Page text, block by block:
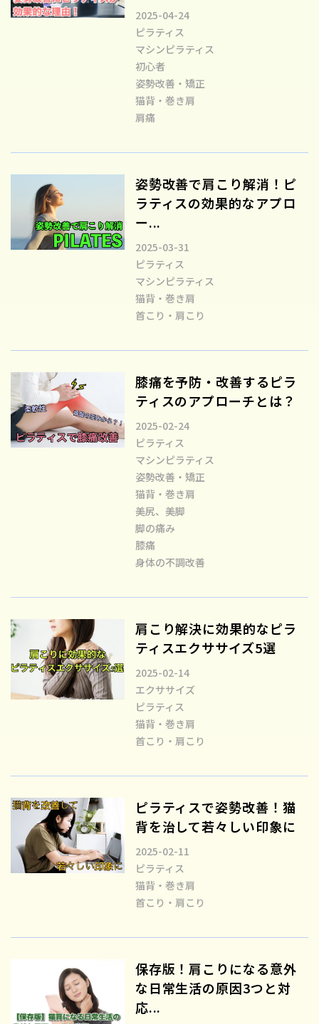
2025-04-24
ピラティス
マシンピラティス
初心者
姿勢改善・矯正
猫背・巻き肩
肩痛
姿勢改善で肩こり解消！ピ
ラティスの効果的なアプロ
ー...
2025-03-31
ピラティス
マシンピラティス
猫背・巻き肩
首こり・肩こり
膝痛を予防・改善するピラ
ティスのアプローチとは？
2025-02-24
ピラティス
マシンピラティス
姿勢改善・矯正
猫背・巻き肩
美尻、美脚
脚の痛み
膝痛
身体の不調改善
肩こり解決に効果的なピラ
ティスエクササイズ5選
2025-02-14
エクササイズ
ピラティス
猫背・巻き肩
首こり・肩こり
ピラティスで姿勢改善！猫
背を治して若々しい印象に
2025-02-11
ピラティス
猫背・巻き肩
首こり・肩こり
保存版！肩こりになる意外
な日常生活の原因3つと対
応...